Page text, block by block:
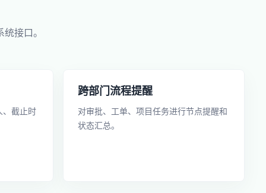
接口。
、截止时
跨部门流程提醒
对审批、工单、项目任务进行节点提醒和
状态汇总。